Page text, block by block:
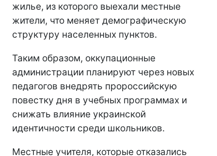
жилье, из которого выехали местные
жители, что меняет демографическую
структуру населенных пунктов.
Таким образом, оккупационные
администрации планируют через новых
педагогов внедрять пророссийскую
повестку дня в учебных программах и
снижать влияние украинской
идентичности среди школьников.
Местные учителя, которые отказались